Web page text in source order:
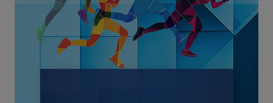
CONCACAF respinge planul FIFA de privatizare parțială a